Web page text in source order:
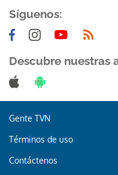
Síguenos:
Descubre nuestras
Gente TVN
Términos de uso
Contáctenos